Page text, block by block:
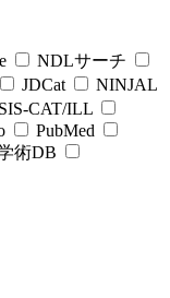
NDLサーチ
JDCat
NINJAL
CAT/ILL
PubMed
術DB